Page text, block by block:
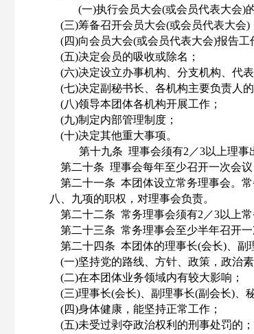
(一)执行会员大会(或会员代表大
(三)筹备召开会员大会(或会员代表大会)
(四)向会员大会(或会员代表大会)报告工
(五)决定会员的吸收或除名；
(六)决定设立办事机构、分支机构、代
(七)决定副秘书长、各机构主要负责人的
(八)领导本团体各机构开展工作；
(九)制定内部管理制度；
(十)决定其他重大事项。
第十九条 理事会须有2／3以上理事
第二十条 理事会每年至少召开一次会
第二十一条 本团体设立常务理事会。
八、九项的职权，对理事会负责。
第二十二条 常务理事会须有2／3以上
第二十三条 常务理事会至少半年召开
第二十四条 本团体的理事长(会长)、副
(一)坚持党的路线、方针、政策，政治素
(二)在本团体业务领域内有较大影响；
(三)理事长(会长)、副理事长(副会长)、
(四)身体健康，能坚持正常工作；
(五)未受过剥夺政治权利的刑事处罚的；